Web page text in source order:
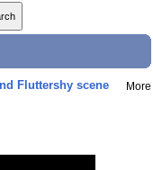
Fluttershy scene More